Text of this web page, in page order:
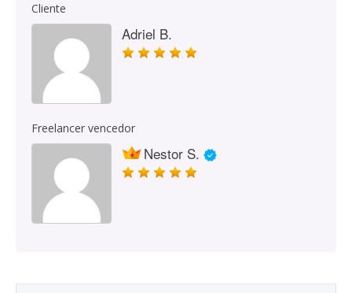
Cliente
Adriel B.
Freelancer vencedor
Nestor S.